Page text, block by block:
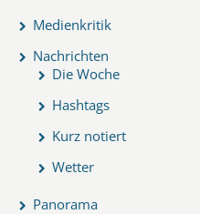
Medienkritik
Nachrichten
Die Woche
Hashtags
Kurz notiert
Wetter
Panorama